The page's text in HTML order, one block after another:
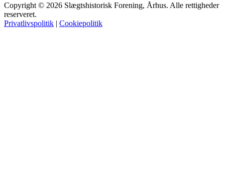
Copyright © 2026 Slægtshistorisk Forening, Århus. Alle rettigheder
reserveret.
Privatlivspolitik | Cookiepolitik